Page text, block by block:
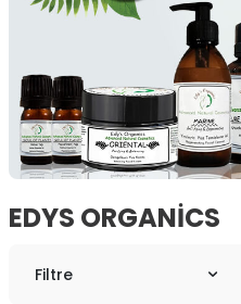
EDYS ORGANICS
Filtre